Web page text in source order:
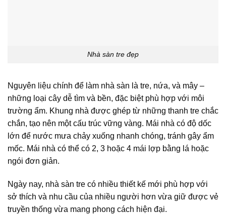
Nhà sàn tre đẹp
Nguyên liệu chính để làm nhà sàn là tre, nứa, và mây –
những loại cây dễ tìm và bền, đặc biệt phù hợp với môi
trường ẩm. Khung nhà được ghép từ những thanh tre chắc
chắn, tạo nên một cấu trúc vững vàng. Mái nhà có độ dốc
lớn để nước mưa chảy xuống nhanh chóng, tránh gây ẩm
mốc. Mái nhà có thể có 2, 3 hoặc 4 mái lợp bằng lá hoặc
ngói đơn giản.
Ngày nay, nhà sàn tre có nhiều thiết kế mới phù hợp với
sở thích và nhu cầu của nhiều người hơn vừa giữ được vẻ
truyền thống vừa mang phong cách hiện đại.